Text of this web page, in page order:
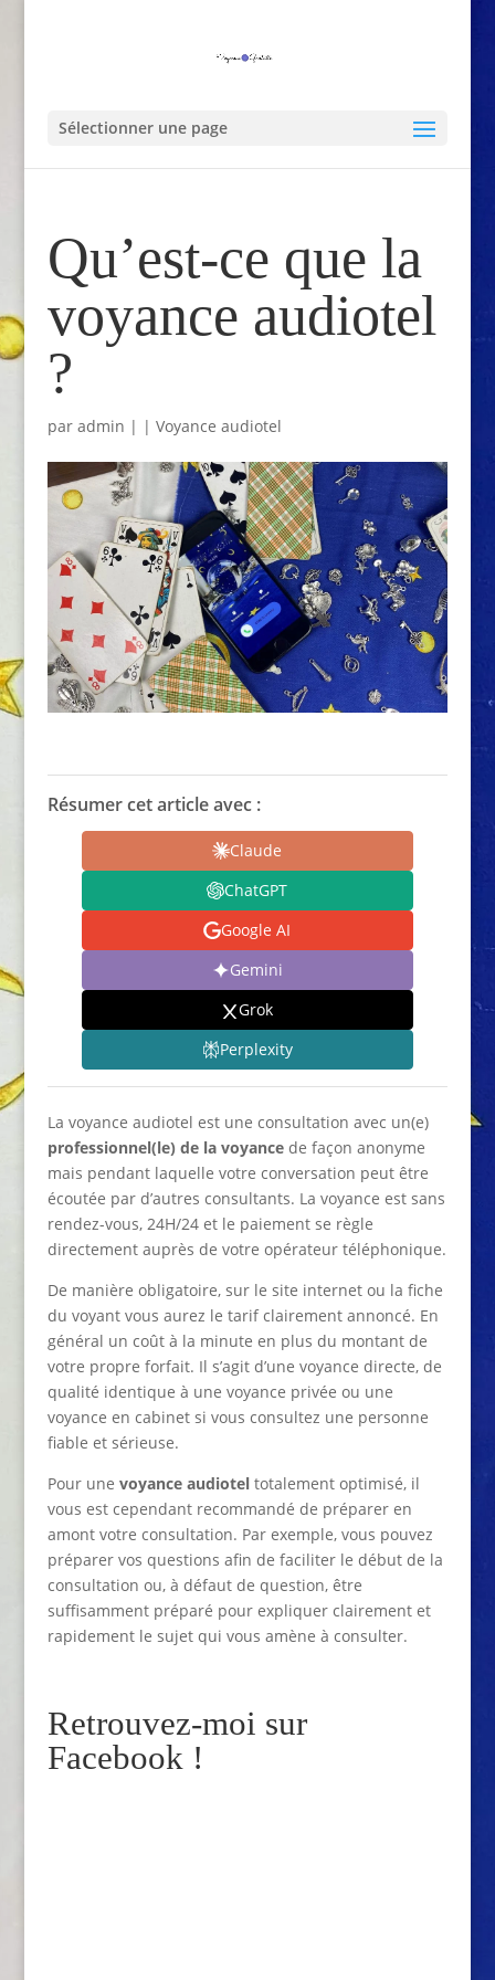
Sélectionner une page
Qu’est-ce que la
voyance audiotel
?
par admin | | Voyance audiotel
Résumer cet article avec :
Claude
ChatGPT
Google AI
Gemini
Grok
Perplexity
La voyance audiotel est une consultation avec un(e)
professionnel(le) de la voyancede façon anonyme
mais pendant laquelle votre conversation peut être
écoutée par d’autres consultants. La voyance est sans
rendez-vous, 24H/24 et le paiement se règle
directement auprès de votre opérateur téléphonique.
De manière obligatoire, sur le site internet ou la fiche
du voyant vous aurez le tarif clairement annoncé. En
général un coût à la minute en plus du montant de
votre propre forfait. Il s’agit d’une voyance directe, de
qualité identique à une voyance privée ou une
voyance en cabinet si vous consultez une personne
fiable et sérieuse.
Pour une voyance audioteltotalement optimisé, il
vous est cependant recommandé de préparer en
amont votre consultation. Par exemple, vous pouvez
préparer vos questions afin de faciliter le début de la
consultation ou, à défaut de question, être
suffisamment préparé pour expliquer clairement et
rapidement le sujet qui vous amène à consulter.
Retrouvez-moi sur
Facebook !